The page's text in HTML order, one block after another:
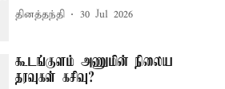
தினத்தந்தி 30 Jul 2026
கூடங்குளம் அணுமின் நிலைய
தரவுகள் கசிவு?